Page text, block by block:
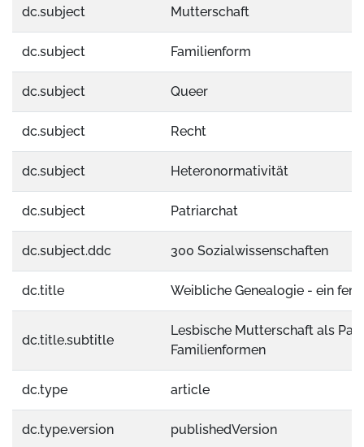
dc.subject Mutterschaft
dc.subject Familienform
dc.subject Queer
dc.subject Recht
dc.subject Heteronormativität
dc.subject Patriarchat
dc.subject.ddc 300 Sozialwissenschaften
dc.title Weibliche Genealogie - ein
dc.title.subtitle
Lesbische Mutterschaft als
Familienformen
dc.type article
dc.type.version publishedVersion